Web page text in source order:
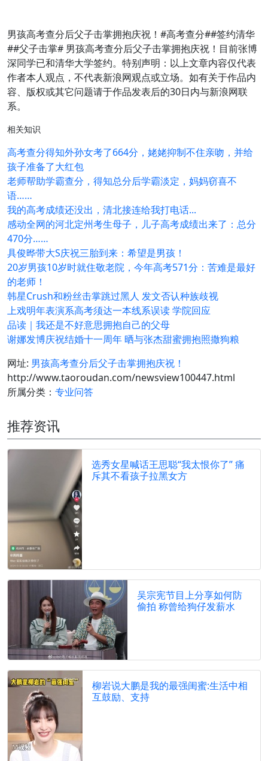
男孩高考查分后父子击掌拥抱庆祝！#高考查分##签约清华
##父子击掌# 男孩高考查分后父子击掌拥抱庆祝！目前张博
深同学已和清华大学签约。特别声明：以上文章内容仅代表
作者本人观点，不代表新浪网观点或立场。如有关于作品内
容、版权或其它问题请于作品发表后的30日内与新浪网联
系。
相关知识
高考查分得知外孙女考了664分，姥姥抑制不住亲吻，并给
孩子准备了大红包
老师帮助学霸查分，得知总分后学霸淡定，妈妈窃喜不
语……
我的高考成绩还没出，清北接连给我打电话...
感动全网的河北定州考生母子，儿子高考成绩出来了：总分
470分……
具俊晔带大S庆祝三胎到来：希望是男孩！
20岁男孩10岁时就住敬老院，今年高考571分：苦难是最好
的老师！
韩星Crush和粉丝击掌跳过黑人 发文否认种族歧视
上戏明年表演系高考须达一本线系误读 学院回应
品读｜我还是不好意思拥抱自己的父母
谢娜发博庆祝结婚十一周年 晒与张杰甜蜜拥抱照撒狗粮
网址: 男孩高考查分后父子击掌拥抱庆祝！
http://www.taoroudan.com/newsview100447.html
所属分类： 专业问答
推荐资讯
选秀女星喊话王思聪“我太恨你了” 痛
斥其不看孩子拉黑女方
吴宗宪节目上分享如何防
偷拍 称曾给狗仔发薪水
柳岩说大鹏是我的最强闺蜜:生活中相
互鼓励、支持